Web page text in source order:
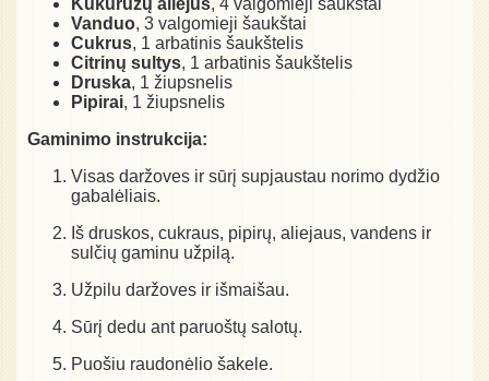
Vanduo, 3 valgomieji šaukštai
Cukrus, 1 arbatinis šaukštelis
Citrinų sultys, 1 arbatinis šaukštelis
Druska, 1 žiupsnelis
Pipirai, 1 žiupsnelis
Gaminimo instrukcija:
Visas daržoves ir sūrį supjaustau norimo dydžio
gabalėliais.
Iš druskos, cukraus, pipirų, aliejaus, vandens ir
sulčių gaminu užpilą.
Užpilu daržoves ir išmaišau.
Sūrį dedu ant paruoštų salotų.
Puošiu raudonėlio šakele.